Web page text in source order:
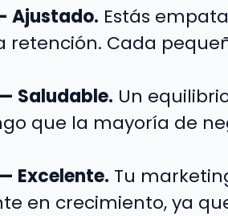
Ajustado. Estás
retención. Cada
— Saludable. Un
que la mayoría de
Excelente. Tu
en crecimiento, ya